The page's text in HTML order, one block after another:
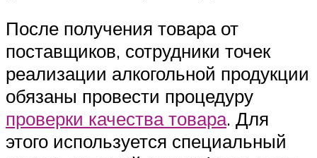
После получения товара от
поставщиков, сотрудники точек
реализации алкогольной продукции
обязаны провести процедуру
проверки качества товара. Для
этого используется специальный